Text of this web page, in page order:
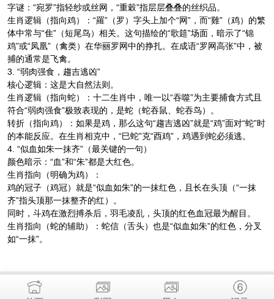
字谜：“宛罗”指轻纱或丝网，“重穀”指层层叠叠的丝织品。
生肖逻辑（指向鸡）：“羅”（罗）字头上加个“网”，而“雞”（鸡）的繁
体中常与“隹”（短尾鸟）相关。这句描绘的“歌筵”场面，暗示了“锦
鸡”或“凤凰”（禽类）在华丽罗网中的挣扎。在成语“罗网高张”中，被
捕的通常是飞禽。
3. “弱肉强食，趨吉逃凶”
核心逻辑：这是大自然法则。
生肖逻辑（指向蛇）：十二生肖中，唯一以“吞噬”为主要捕食方式且
符合“弱肉强食”极致表现的，是蛇（蛇吞鼠、蛇吞鸟）。
转折（指向鸡）：如果是鸡，那么这句“趨吉逃凶”就是“鸡”面对“蛇”时
的本能反应。在生肖相克中，“巳蛇”克“酉鸡”，鸡遇到蛇必须逃。
4. “似血如朱一抹齐”（最关键的一句）
颜色暗示：“血”和“朱”都是大红色。
生肖指向（明确为鸡）：
鸡的冠子（鸡冠）就是“似血如朱”的一抹红色，且长在头顶（“一抹
齐”指头顶那一抹整齐的红）。
同时，斗鸡在激烈搏杀后，羽毛凌乱，头顶的红色血冠最为醒目。
生肖指向（蛇的辅助）：蛇信（舌头）也是“似血如朱”的红色，分叉
如“一抹”。